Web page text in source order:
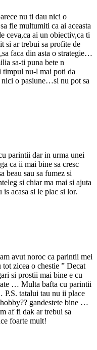
nu ti dau nici o
fie multumiti ca ai aceasta
ceva,ca ai un obiectiv,ca ti
si ar trebui sa profite de
faca din asta o strategie…
sa-ti puna bete n
timpul nu-l mai poti da
o pasiune…si nu pot sa
parintii dar in urma unei
ca ii mai bine sa cresc
beau sau sa fumez si
si chiar ma mai si ajuta
acasa si le plac si lor.
avut noroc ca parintii mei
zicea o chestie ” Decat
si prostii mai bine e cu
… Multa bafta cu parintii
P.S. tatalui tau nu ii place
gandestete bine …
af fi dak ar trebui sa
foarte mult!